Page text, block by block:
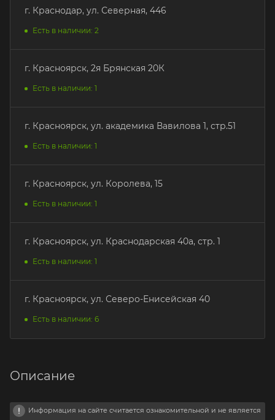
г. Краснодар, ул. Северная, 446
Есть в наличии: 2
г. Красноярск, 2я Брянская 20К
Есть в наличии: 1
г. Красноярск, ул. академика Вавилова 1, стр.51
Есть в наличии: 1
г. Красноярск, ул. Королева, 15
Есть в наличии: 1
г. Красноярск, ул. Краснодарская 40а, стр. 1
Есть в наличии: 1
г. Красноярск, ул. Северо-Енисейская 40
Есть в наличии: 6
Описание
Информация на сайте считается ознакомительной и не является